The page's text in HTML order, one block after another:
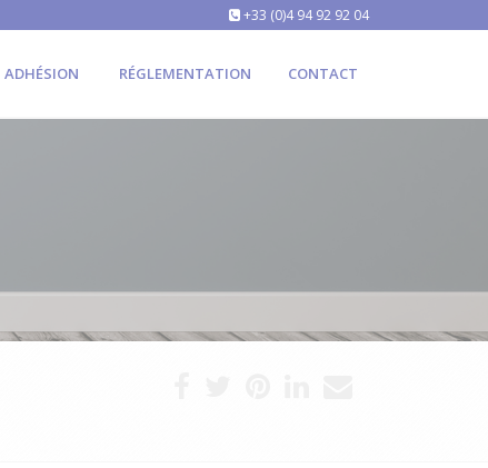
+33 (0)4 94 92 92 04
ADHÉSION RÉGLEMENTATION CONTACT